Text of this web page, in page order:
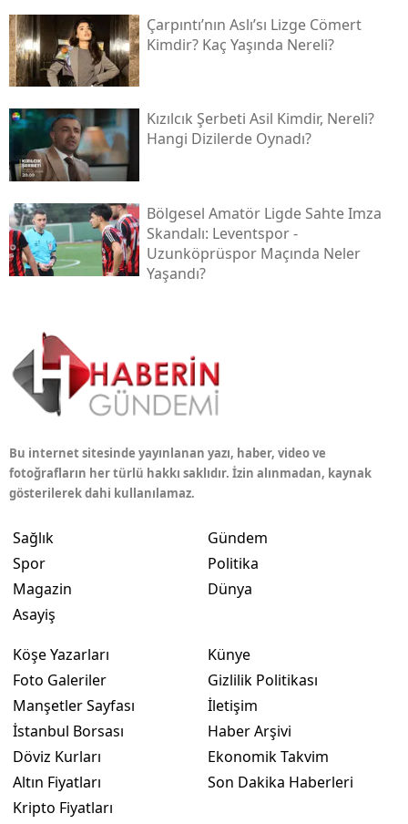
Çarpıntı’nın Aslı’sı Lizge Cömert
Kimdir? Kaç Yaşında Nereli?
Kızılcık Şerbeti Asil Kimdir, Nereli?
Hangi Dizilerde Oynadı?
Bölgesel Amatör Ligde Sahte Imza
Skandalı: Leventspor -
Uzunköprüspor Maçında Neler
Yaşandı?
Bu internet sitesinde yayınlanan yazı, haber, video ve
fotoğrafların her türlü hakkı saklıdır. İzin alınmadan, kaynak
gösterilerek dahi kullanılamaz.
Sağlık
Spor
Magazin
Asayiş
Gündem
Politika
Dünya
Köşe Yazarları
Foto Galeriler
Manşetler Sayfası
İstanbul Borsası
Döviz Kurları
Altın Fiyatları
Kripto Fiyatları
Künye
Gizlilik Politikası
İletişim
Haber Arşivi
Ekonomik Takvim
Son Dakika Haberleri